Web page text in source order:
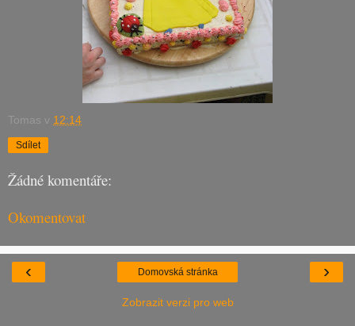
Tomas v 12:14
Sdílet
Žádné komentáře:
Okomentovat
‹ ›
Domovská stránka
Zobrazit verzi pro web